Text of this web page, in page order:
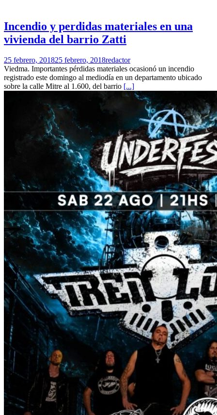
Incendio y perdidas materiales en una
vivienda del barrio Zatti
25 febrero, 201825 febrero, 2018redactor
Viedma. Importantes pérdidas materiales ocasionó un incendio
registrado este domingo al mediodía en un departamento ubicado
sobre la calle Mitre al 1.600, del barrio [...]